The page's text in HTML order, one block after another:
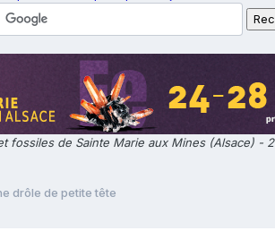
fossiles de Sainte Marie aux Mines (Alsace) -
drôle de petite tête